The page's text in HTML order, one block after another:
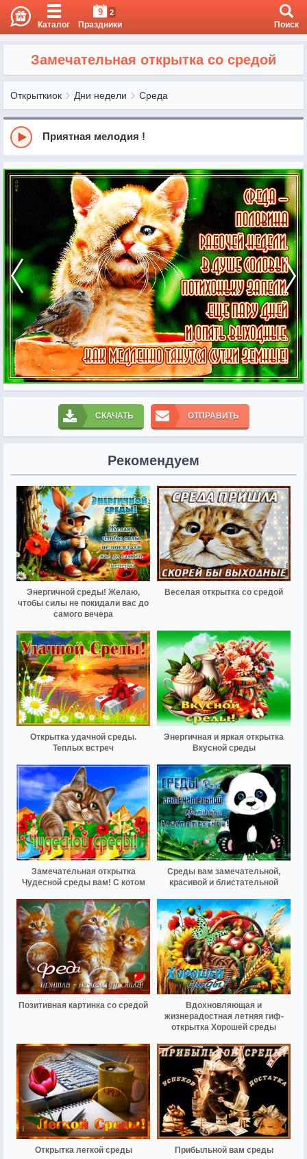
Каталог
9 2
Праздники Поиск
Замечательная открытка со средой
Открыткиок Дни недели Среда
Приятная мелодия !
СКАЧАТЬ ОТПРАВИТЬ
Рекомендуем
Энергичной среды! Желаю,
чтобы силы не покидали вас до
самого вечера
Веселая открытка со средой
Открытка удачной среды.
Теплых встреч
Энергичная и яркая открытка
Вкусной среды
Замечательная открытка
Чудесной среды вам! С котом
Среды вам замечательной,
красивой и блистательной
Позитивная картинка со средой
Вдохновляющая и
жизнерадостная летняя гиф-
открытка Хорошей среды
Открытка легкой среды Прибыльной вам среды